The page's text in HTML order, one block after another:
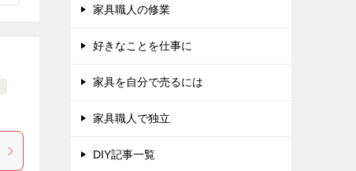
家具職人の修業
好きなことを仕事に
家具を自分で売るには
家具職人で独立
DIY記事一覧